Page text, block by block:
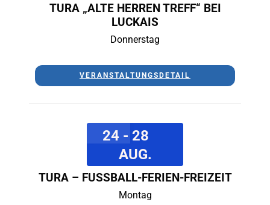
TURA „ALTE HERREN TREFF“ BEI
LUCKAIS
Donnerstag
VERANSTALTUNGSDETAIL
24 - 28
AUG.
TURA – FUSSBALL-FERIEN-FREIZEIT
Montag